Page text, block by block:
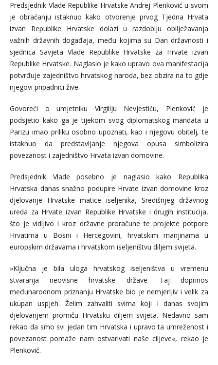
Predsjednik Vlade Republike Hrvatske Andrej Plenković u svom
je obraćanju istaknuo kako otvorenje prvog Tjedna Hrvata
izvan Republike Hrvatske dolazi u razdoblju obilježavanja
važnih državnih događaja, među kojima su Dan državnosti i
sjednica Savjeta Vlade Republike Hrvatske za Hrvate izvan
Republike Hrvatske. Naglasio je kako upravo ova manifestacija
potvrđuje zajedništvo hrvatskog naroda, bez obzira na to gdje
njegovi pripadnici žive.
Govoreći o umjetniku Virgiliju Nevjestiću, Plenković je
podsjetio kako ga je tijekom svog diplomatskog mandata u
Parizu imao priliku osobno upoznati, kao i njegovu obitelj, te
istaknuo da predstavljanje njegova opusa simbolizira
povezanost i zajedništvo Hrvata izvan domovine.
Predsjednik Vlade posebno je naglasio kako Republika
Hrvatska danas snažno podupire Hrvate izvan domovine kroz
djelovanje Hrvatske matice iseljenika, Središnjeg državnog
ureda za Hrvate izvan Republike Hrvatske i drugih institucija,
što je vidljivo i kroz državne proračune te projekte potpore
Hrvatima u Bosni i Hercegovini, hrvatskim manjinama u
europskim državama i hrvatskom iseljeništvu diljem svijeta.
»Ključna je bila uloga hrvatskog iseljeništva u vremenu
stvaranja neovisne hrvatske države. Taj doprinos
međunarodnom priznanju Hrvatske bio je nemjerljiv i velik za
ukupan uspjeh. Želim zahvaliti svima koji i danas svojim
djelovanjem promiču Hrvatsku diljem svijeta. Nedavno sam
rekao da smo svi jedan tim Hrvatska i upravo ta umreženost i
povezanost pomaže nam ostvarivati naše ciljeve«, rekao je
Plenković.